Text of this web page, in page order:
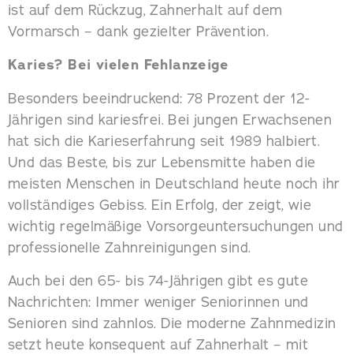
ist auf dem Rückzug, Zahnerhalt auf dem
Vormarsch – dank gezielter Prävention.
Karies? Bei vielen Fehlanzeige
Besonders beeindruckend: 78 Prozent der 12-
Jährigen sind kariesfrei. Bei jungen Erwachsenen
hat sich die Karieserfahrung seit 1989 halbiert.
Und das Beste, bis zur Lebensmitte haben die
meisten Menschen in Deutschland heute noch ihr
vollständiges Gebiss. Ein Erfolg, der zeigt, wie
wichtig regelmäßige Vorsorgeuntersuchungen und
professionelle Zahnreinigungen sind.
Auch bei den 65- bis 74-Jährigen gibt es gute
Nachrichten: Immer weniger Seniorinnen und
Senioren sind zahnlos. Die moderne Zahnmedizin
setzt heute konsequent auf Zahnerhalt – mit